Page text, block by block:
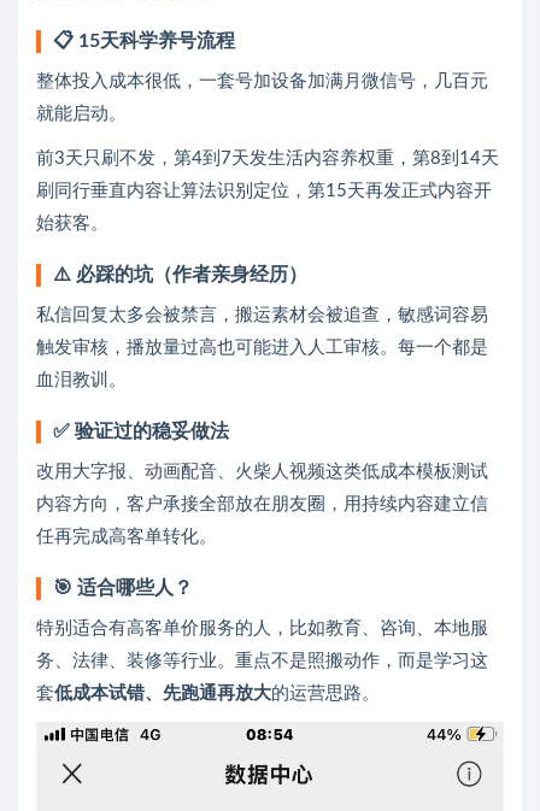
📋 15天科学养号流程
整体投入成本很低，一套号加设备加满月微信号，几百元
就能启动。
前3天只刷不发，第4到7天发生活内容养权重，第8到14天
刷同行垂直内容让算法识别定位，第15天再发正式内容开
始获客。
⚠️ 必踩的坑（作者亲身经历）
私信回复太多会被禁言，搬运素材会被追查，敏感词容易
触发审核，播放量过高也可能进入人工审核。每一个都是
血泪教训。
✅ 验证过的稳妥做法
改用大字报、动画配音、火柴人视频这类低成本模板测试
内容方向，客户承接全部放在朋友圈，用持续内容建立信
任再完成高客单转化。
🎯 适合哪些人？
特别适合有高客单价服务的人，比如教育、咨询、本地服
务、法律、装修等行业。重点不是照搬动作，而是学习这
套低成本试错、先跑通再放大的运营思路。